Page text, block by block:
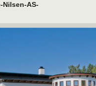
Nilsen-AS-